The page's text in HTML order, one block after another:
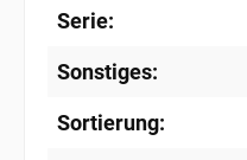
Serie:
Sonstiges:
Sortierung: